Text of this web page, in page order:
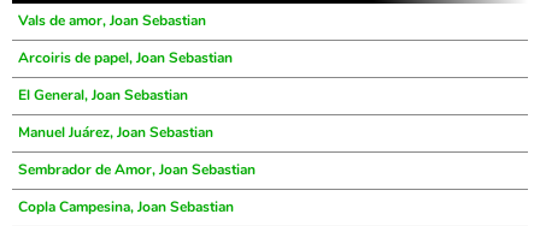
Vals de amor, Joan Sebastian
Arcoiris de papel, Joan Sebastian
El General, Joan Sebastian
Manuel Juárez, Joan Sebastian
Sembrador de Amor, Joan Sebastian
Copla Campesina, Joan Sebastian